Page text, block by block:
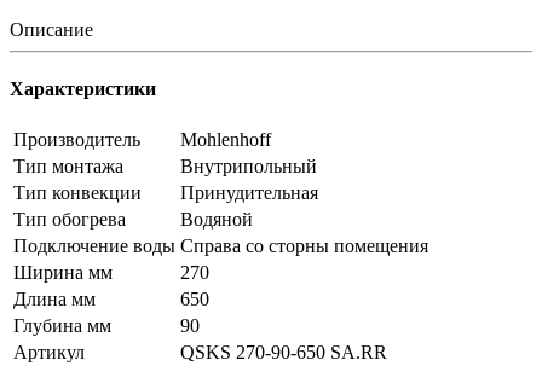
Описание
Характеристики
Производитель
Mohlenhoff
Тип монтажа
Внутрипольный
Тип конвекции
Принудительная
Тип обогрева
Водяной
Подключение воды Справа со сторны помещения
Ширина мм
270
Длина мм
650
Глубина мм
90
Артикул
QSKS 270-90-650 SA.RR